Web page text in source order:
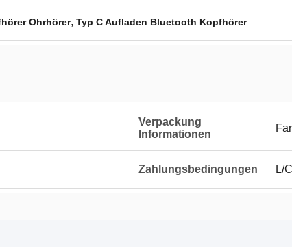
Ohrhörer, Typ C Aufladen Bluetooth Kopfhörer
Verpackung
Informationen
Zahlungsbedingungen L/